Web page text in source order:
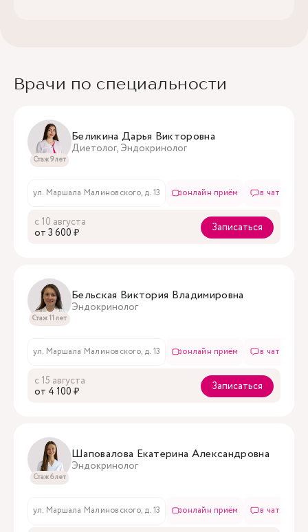
Врачи по специальности
Стаж 9 лет
Беликина Дарья Викторовна
Диетолог, Эндокринолог
ул. Маршала Малиновского, д. 13 онлайн приём в чате
с 10 августа
oт 3 600 ₽
Записаться
Стаж 11 лет
Бельская Виктория Владимировна
Эндокринолог
ул. Маршала Малиновского, д. 13 онлайн приём в чате
с 15 августа
oт 4 100 ₽
Записаться
Стаж 6 лет
Шаповалова Екатерина Александровна
Эндокринолог
ул. Маршала Малиновского, д. 13 онлайн приём в чате